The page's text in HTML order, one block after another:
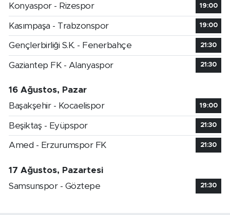
Konyaspor - Rizespor
19:00
Kasımpaşa - Trabzonspor 19:00
Gençlerbirliği S.K. - Fenerbahçe 21:30
Gaziantep FK - Alanyaspor 21:30
16 Ağustos, Pazar
Başakşehir - Kocaelispor
19:00
Beşiktaş - Eyüpspor 21:30
Amed - Erzurumspor FK 21:30
17 Ağustos, Pazartesi
Samsunspor - Göztepe
21:30